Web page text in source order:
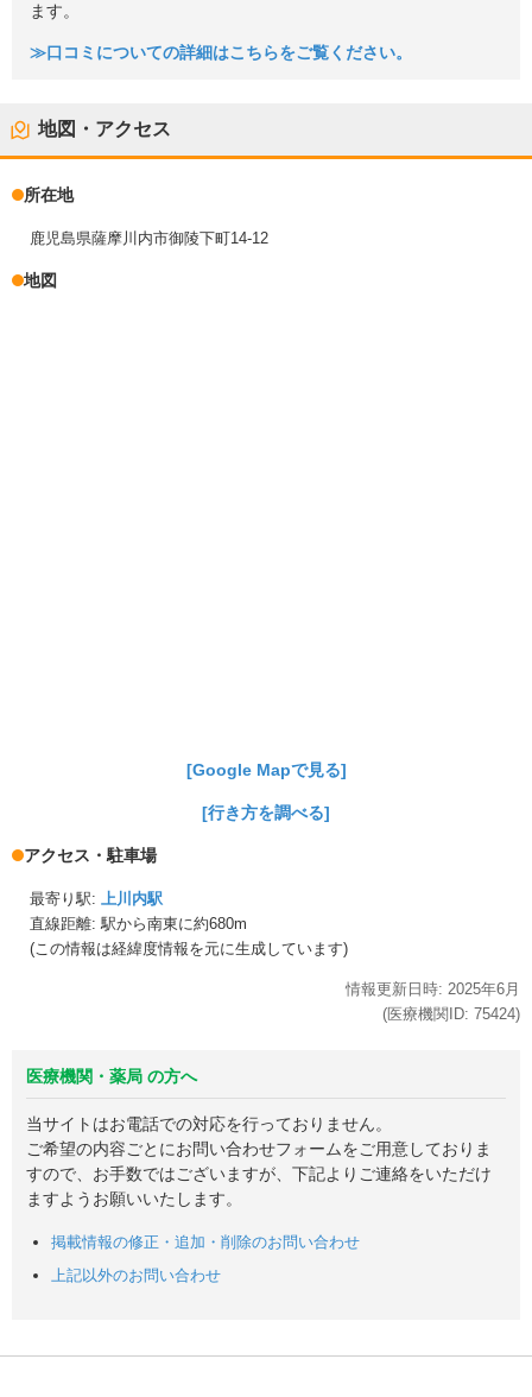
ます。
≫口コミについての詳細はこちらをご覧ください。
地図・アクセス
所在地
鹿児島県薩摩川内市御陵下町14-12
地図
[Google Mapで見る]
[行き方を調べる]
アクセス・駐車場
最寄り駅:
上川内駅
直線距離: 駅から南東に約680m
(この情報は経緯度情報を元に生成しています)
情報更新日時: 2025年6月
(医療機関ID: 75424)
医療機関・薬局 の方へ
当サイトはお電話での対応を行っておりません。
ご希望の内容ごとにお問い合わせフォームをご用意しておりま
すので、お手数ではございますが、下記よりご連絡をいただけ
ますようお願いいたします。
掲載情報の修正・追加・削除のお問い合わせ
上記以外のお問い合わせ